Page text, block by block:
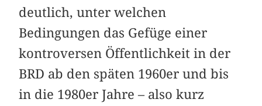
deutlich, unter welchen
Bedingungen das Gefüge einer
kontroversen Öffentlichkeit in der
BRD ab den späten 1960er und bis
in die 1980er Jahre – also kurz